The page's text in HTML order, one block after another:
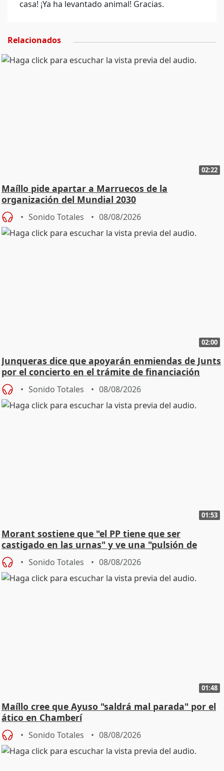
casa! ¡Ya ha levantado animal! Gracias.
Relacionados
02:22
Maíllo pide apartar a Marruecos de la
organización del Mundial 2030
Sonido Totales 08/08/2026
02:00
Junqueras dice que apoyarán enmiendas de Junts
por el concierto en el trámite de financiación
Sonido Totales 08/08/2026
01:53
Morant sostiene que "el PP tiene que ser
castigado en las urnas" y ve una "pulsión de
cambio"
Sonido Totales 08/08/2026
01:48
Maíllo cree que Ayuso "saldrá mal parada" por el
ático en Chamberí
Sonido Totales 08/08/2026